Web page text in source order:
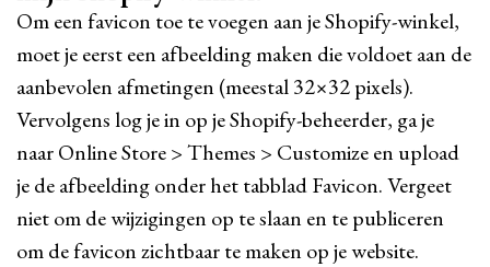
Om een favicon toe te voegen aan je Shopify-winkel,
moet je eerst een afbeelding maken die voldoet aan de
aanbevolen afmetingen (meestal 32×32 pixels).
Vervolgens log je in op je Shopify-beheerder, ga je
naar Online Store > Themes > Customize en upload
je de afbeelding onder het tabblad Favicon. Vergeet
niet om de wijzigingen op te slaan en te publiceren
om de favicon zichtbaar te maken op je website.